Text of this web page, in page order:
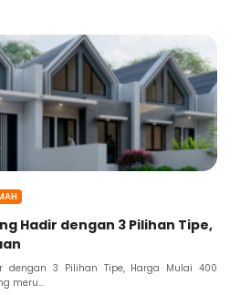
Hadir dengan 3 Pilihan Tipe,
dengan 3 Pilihan Tipe, Harga Mulai 400
meru...